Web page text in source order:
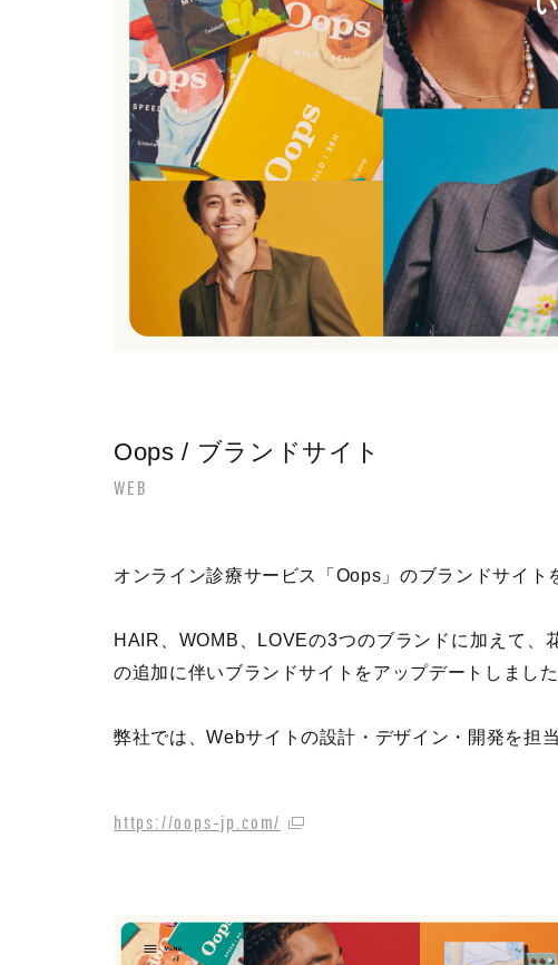
Oops / ブランドサイト
WEB
オンライン診療サービス「Oops」のブランドサイト
HAIR、WOMB、LOVEの3つのブランドに加えて、
の追加に伴いブランドサイトをアップデートしました
弊社では、Webサイトの設計・デザイン・開発を担当
https://oops-jp.com/